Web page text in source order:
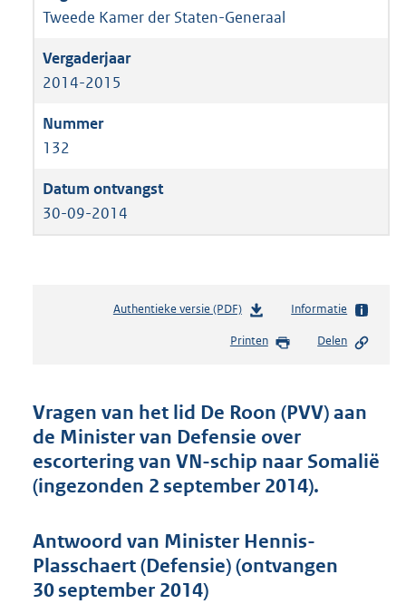
Tweede Kamer der Staten-Generaal
2014-2015
132
30-09-2014
Authentieke versie (PDF)b
s
d
s
g
r
t
e
Informatie
Printen Delen
Vragen van het lid De Roon (PVV) aan
de Minister van Defensie over
escortering van VN-schip naar Somalië
(ingezonden 2 september 2014).
Antwoord van Minister Hennis-
Plasschaert (Defensie) (ontvangen
30 september 2014)